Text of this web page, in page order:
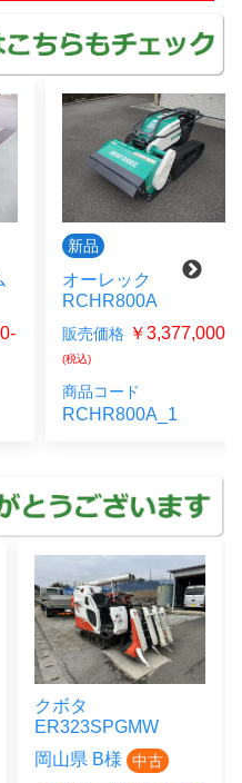
新品
オーレック
RCHR800A
販売価格 ￥3,377,000-
商品コード
RCHR800A_1
クボタ
ER323SPGMW
岡山県 B様
中古